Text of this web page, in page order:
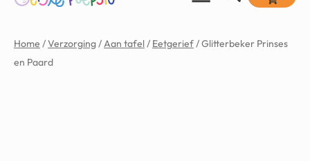
Home /Verzorging/Aan tafel/ Eetgerief/ Glitterbeker Prinses
en Paard